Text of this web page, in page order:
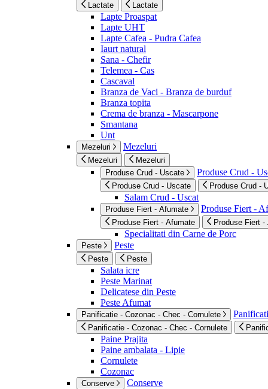
Lactate Lactate
Lapte Proaspat
Lapte UHT
Lapte Cafea - Pudra Cafea
Iaurt natural
Sana - Chefir
Telemea - Cas
Cascaval
Branza de Vaci - Branza de burduf
Branza topita
Crema de branza - Mascarpone
Smantana
Unt
Mezeluri Mezeluri
Mezeluri
Mezeluri
Produse Crud - Uscate
Produse Crud -
Produse Crud - Uscate Produse Crud -
Salam Crud - Uscat
Produse Fiert - Afumate Produse Fiert -
Produse Fiert - Afumate Produse Fiert -
Specialitati din Carne de Porc
Peste Peste
Peste Peste
Salata icre
Peste Marinat
Delicatese din Peste
Peste Afumat
Panificatie - Cozonac - Chec - Cornulete
Panificatie - Cozonac - Chec - Cornulete
Paine Prajita
Paine ambalata - Lipie
Cornulete
Cozonac
Conserve Conserve